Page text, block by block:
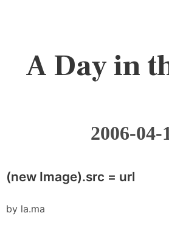
A Day in
2006-04-
(new Image).src = url
by la.ma